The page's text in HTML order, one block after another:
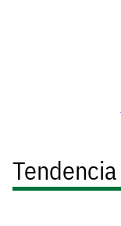
Tendencia